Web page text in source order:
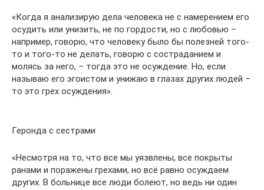
«Когда я анализирую дела человека не с намерением его
осудить или унизить, не по гордости, но с любовью –
например, говорю, что человеку было бы полезней того-
то и того-то не делать, говорю с состраданием и
молясь за него, – тогда это не осуждение. Но, если
называю его эгоистом и унижаю в глазах других людей –
то это грех осуждения».
Геронда с сестрами
«Несмотря на то, что все мы уязвлены, все покрыты
ранами и поражены грехами, но всё равно осуждаем
других. В больнице все люди болеют, но ведь ни один